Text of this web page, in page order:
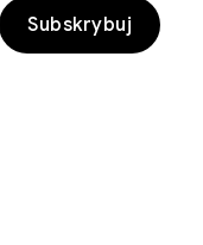
Subskrybuj